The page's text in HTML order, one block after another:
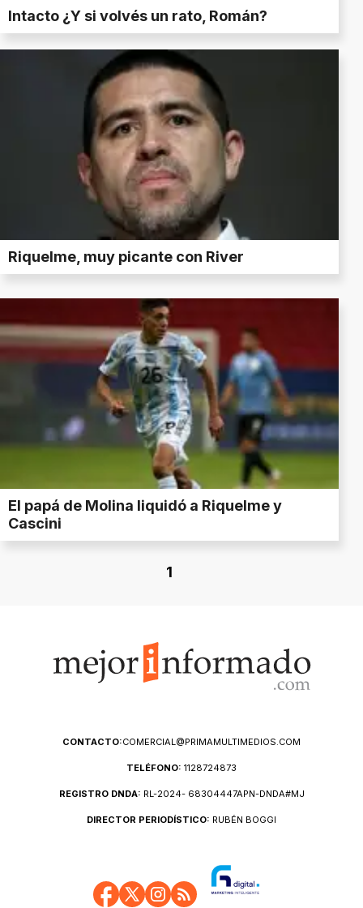
Intacto ¿Y si volvés un rato, Román?
Riquelme, muy picante con River
El papá de Molina liquidó a Riquelme y
Cascini
1
CONTACTO:COMERCIAL@PRIMAMULTIMEDIOS.COM
TELÉFONO: 1128724873
REGISTRO DNDA: RL-2024- 68304447APN-DNDA#MJ
DIRECTOR PERIODÍSTICO: RUBÉN BOGGI